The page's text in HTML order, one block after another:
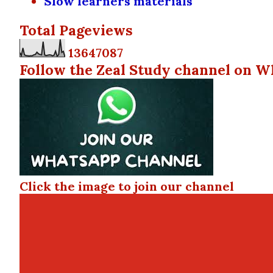
Total Pageviews
13647087
Follow the Zeal Study channel on
Click the image to join our channel